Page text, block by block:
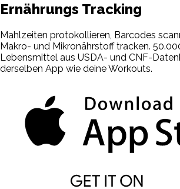
Ernährungs Tracking
Mahlzeiten protokollieren, Barcodes
Makro- und Mikronährstoff tracken.
Lebensmittel aus USDA- und CNF-
derselben App wie deine Workouts.